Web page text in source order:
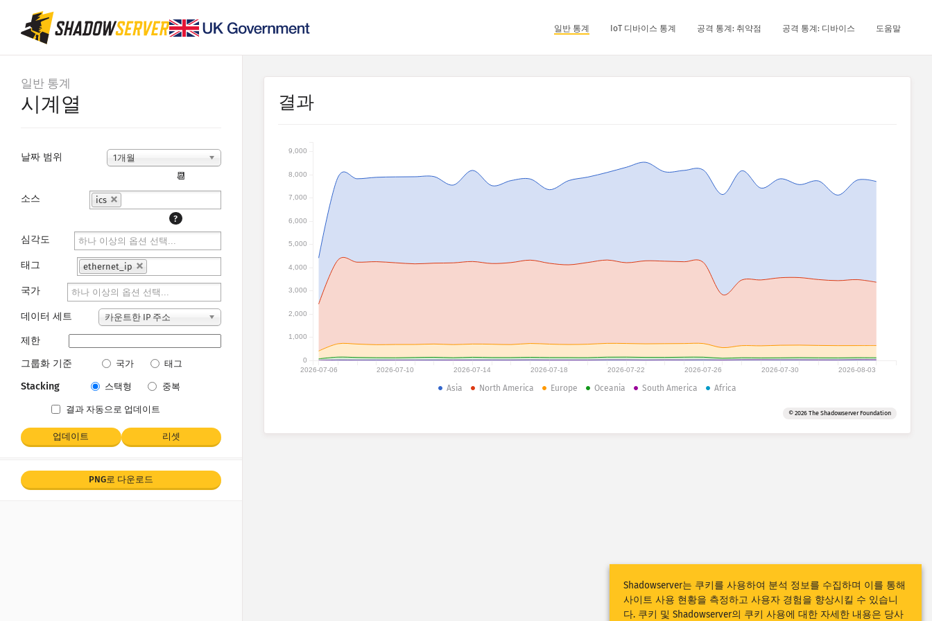
일반 통계 IoT 디바이스 통계 공격 통계: 취약점 공격 통계: 디바이스 도움말
일반 통계
시계열
날짜 범위 1개월
📆
소스
ics
?
심각도
태그 ethernet_ip
국가
데이터 세트 카운트한 IP 주소
제한
그룹화 기준
국가 태그
Stacking 스택형 중복
결과 자동으로 업데이트
업데이트 리셋
PNG로 다운로드
결과
2026-07-06 2026-07-10 2026-07-14 2026-07-18 2026-07-22 2026-07-26 2026-07-30 2026-08-03
0
1,000
2,000
3,000
4,000
5,000
6,000
7,000
8,000
9,000
Asia North America Europe Oceania South America Africa
© 2026 The Shadowserver Foundation
Shadowserver는 쿠키를 사용하여 분석 정보를 수집하며 이를 통해
사이트 사용 현황을 측정하고 사용자 경험을 향상시킬 수 있습니
다. 쿠키 및 Shadowserver의 쿠키 사용에 대한 자세한 내용은 당사